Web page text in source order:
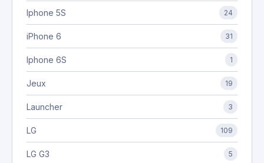
Iphone 5S 24
iPhone 6 31
Iphone 6S 1
Jeux 19
Launcher 3
LG 109
LG G3 5